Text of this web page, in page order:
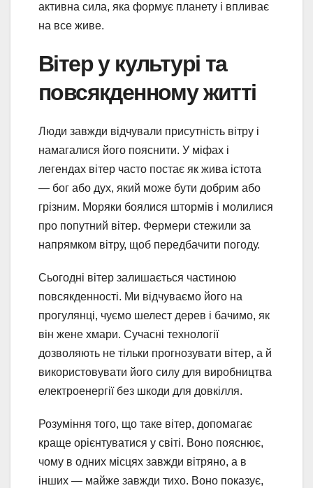
активна сила, яка формує планету і впливає
на все живе.
Вітер у культурі та
повсякденному житті
Люди завжди відчували присутність вітру і
намагалися його пояснити. У міфах і
легендах вітер часто постає як жива істота
— бог або дух, який може бути добрим або
грізним. Моряки боялися штормів і молилися
про попутний вітер. Фермери стежили за
напрямком вітру, щоб передбачити погоду.
Сьогодні вітер залишається частиною
повсякденності. Ми відчуваємо його на
прогулянці, чуємо шелест дерев і бачимо, як
він жене хмари. Сучасні технології
дозволяють не тільки прогнозувати вітер, а й
використовувати його силу для виробництва
електроенергії без шкоди для довкілля.
Розуміння того, що таке вітер, допомагає
краще орієнтуватися у світі. Воно пояснює,
чому в одних місцях завжди вітряно, а в
інших — майже завжди тихо. Воно показує,